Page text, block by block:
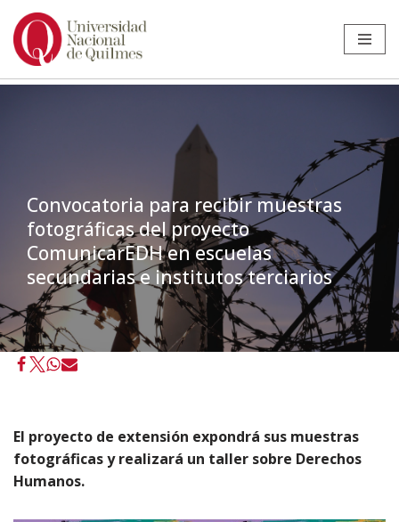
Ir
Convocatoria para recibir muestras
fotográficas del proyecto
ComunicarEDH en escuelas
secundarias e institutos terciarios
Inicio»Noticias Extensión»Convocatoria para recibir muestras
fotográficas del proyecto ComunicarEDH en escuelas secundarias e
institutos terciarios
El proyecto de extensión expondrá sus muestras
fotográficas y realizará un taller sobre Derechos
Humanos.